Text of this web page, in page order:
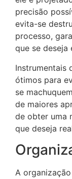
precisão
evita-se
processo,
que se deseja
Instrumentais
ótimos para
se
de maiores
de obter uma
que deseja
A